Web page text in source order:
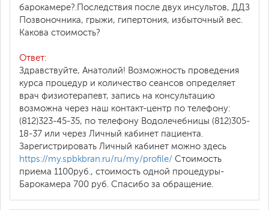
барокамере?.Последствия после двух инсультов, ДДЗ
Позвоночника, грыжи, гипертония, избыточный вес.
Какова стоимость?
Ответ:
Здравствуйте, Анатолий! Возможность проведения
курса процедур и количество сеансов определяет
врач физиотерапевт, запись на консультацию
возможна через наш контакт-центр по телефону:
(812)323-45-35, по телефону Водолечебницы (812)305-
18-37 или через Личный кабинет пациента.
Зарегистрировать Личный кабинет можно здесь
https://my.spbkbran.ru/ru/my/profile/ Стоимость
приема 1100руб., стоимость одной процедуры-
Барокамера 700 руб. Спасибо за обращение.